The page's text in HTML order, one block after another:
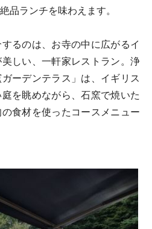
品ランチを味わえます。
るのは、お寺の中に広がるイ
しい、一軒家レストラン。浄
ーデンテラス」は、イギリス
を眺めながら、石窯で焼いた
食材を使ったコースメニュー